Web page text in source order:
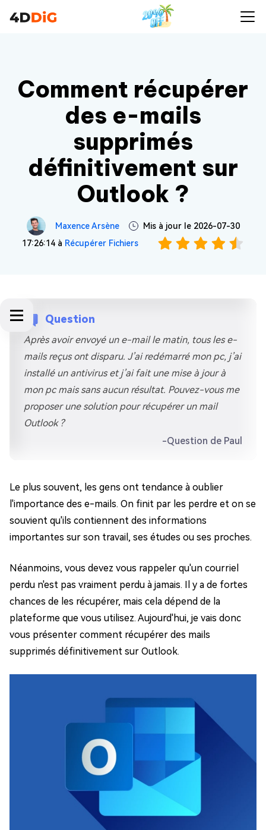
Comment récupérer
des e-mails
supprimés
définitivement sur
Outlook ?
Maxence Arsène
Mis à jour le 2026-07-30
17:26:14 à Récupérer Fichiers
Question
Après avoir envoyé un e-mail le matin, tous les e-
mails reçus ont disparu. J’ai redémarré mon pc, j’ai
installé un antivirus et j’ai fait une mise à jour à
mon pc mais sans aucun résultat. Pouvez-vous me
proposer une solution pour récupérer un mail
Outlook ?
-Question de Paul
Le plus souvent, les gens ont tendance à oublier
l'importance des e-mails. On finit par les perdre et on se
souvient qu'ils contiennent des informations
importantes sur son travail, ses études ou ses proches.
Néanmoins, vous devez vous rappeler qu'un courriel
perdu n'est pas vraiment perdu à jamais. Il y a de fortes
chances de les récupérer, mais cela dépend de la
plateforme que vous utilisez. Aujourd'hui, je vais donc
vous présenter comment récupérer des mails
supprimés définitivement sur Outlook.